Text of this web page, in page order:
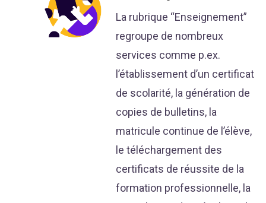
La rubrique “Enseignement”
regroupe de nombreux
services comme p.ex.
l’établissement d’un certificat
de scolarité, la génération de
copies de bulletins, la
matricule continue de l’élève,
le téléchargement des
certificats de réussite de la
formation professionnelle, la